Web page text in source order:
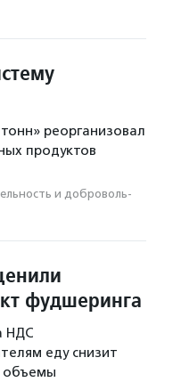
реорганизовал
продуктов
и доброволь­
фудшеринга
НДС
еду снизит
объемы